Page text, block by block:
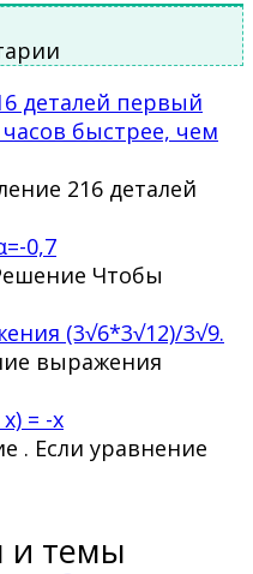
деталей первый
быстрее, чем
216 деталей
0,7
Чтобы
(3√6*3√12)/3√9.
выражения
= -x
. Если уравнение
и темы